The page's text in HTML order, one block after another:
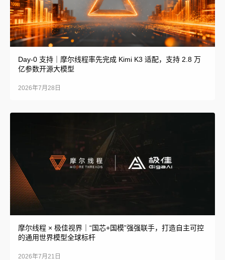
Day-0 支持｜摩尔线程率先完成 Kimi K3 适配，支持 2.8 万
亿参数开源大模型
2026年7月28日
摩尔线程 × 极佳视界｜“国芯+国模”强强联手，打造自主可控
的通用世界模型全球标杆
2026年7月21日